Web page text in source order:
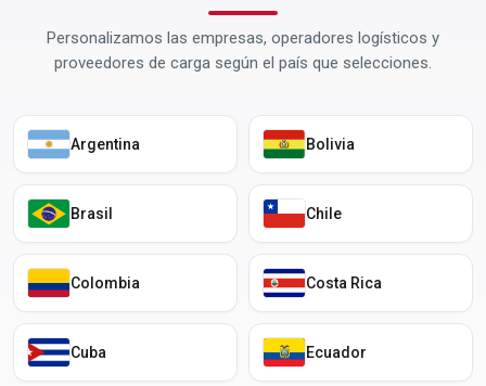
Personalizamos las empresas, operadores logísticos y
proveedores de carga según el país que selecciones.
Argentina Bolivia
Brasil Chile
Colombia Costa Rica
Cuba Ecuador